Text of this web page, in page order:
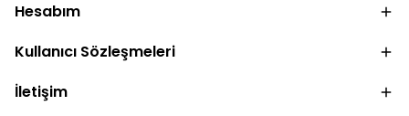
Hesabım
Kullanıcı Sözleşmeleri
İletişim